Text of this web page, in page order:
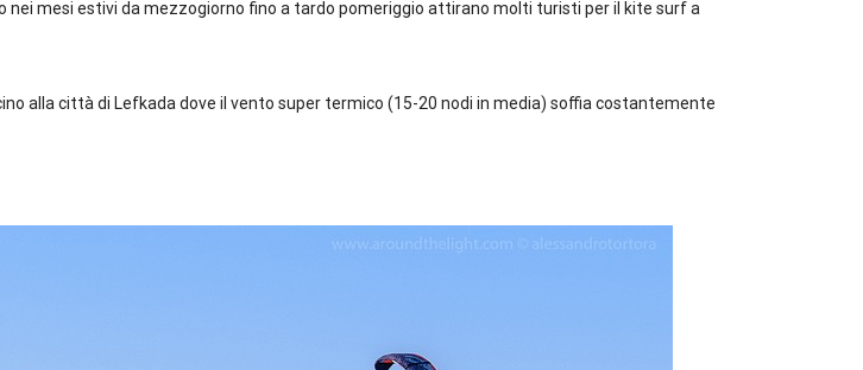
nei mesi estivi da mezzogiorno fino a tardo pomeriggio attirano molti turisti per il kite surf a
alla città di Lefkada dove il vento super termico (15-20 nodi in media) soffia costantemente